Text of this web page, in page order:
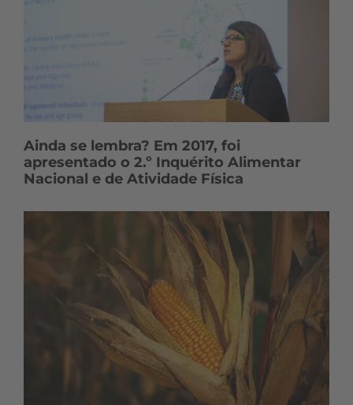
Ainda se lembra? Em 2017, foi
apresentado o 2.º Inquérito Alimentar
Nacional e de Atividade Física